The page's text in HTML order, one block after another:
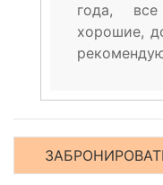
года,
хорошие,